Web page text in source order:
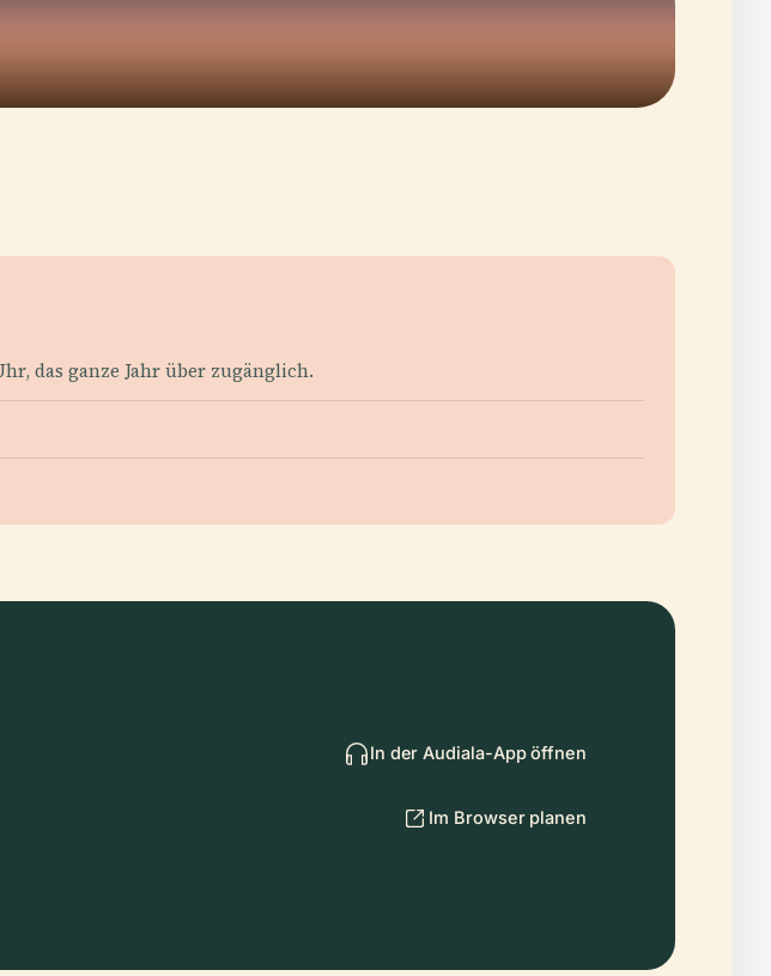
das ganze Jahr über zugänglich.
In der Audiala-App öffnen
Im Browser planen